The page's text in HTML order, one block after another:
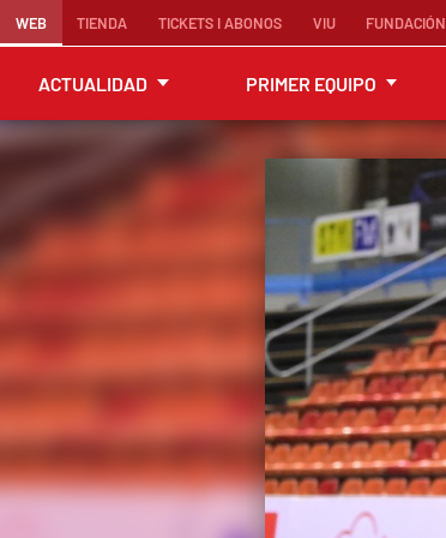
WEB TIENDA TICKETS I ABONOS VIU FUNDACIÓN
ACTUALIDAD PRIMER EQUIPO